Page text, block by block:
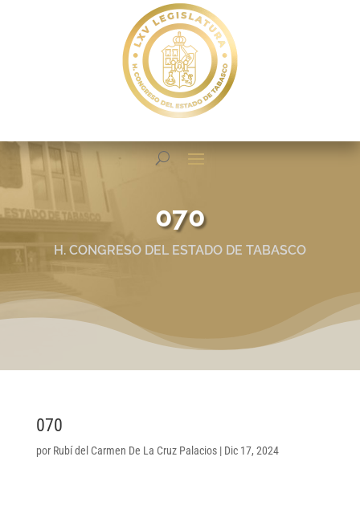
070
H. CONGRESO DEL ESTADO DE TABASCO
070
por Rubí del Carmen De La Cruz Palacios| Dic 17, 2024